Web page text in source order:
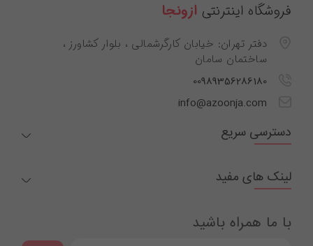
فروشگاه اینترنتی ازونجا
دفتر تهران: خیابان کارگرشمالی ، بلوار کشاورز ،
ساختمان سامان
00989356286180
info@azoonja.com
دسترسی سریع
لینک های مفید
با ما همراه باشید